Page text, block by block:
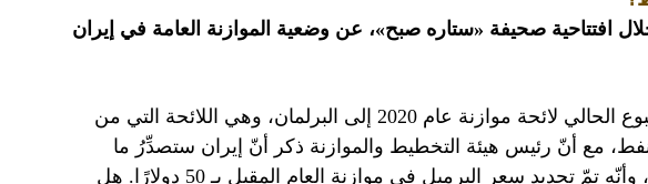
افتتاحية صحيفة «ستاره صبح»، عن وضعية الموازنة العامة في إيران
«قدَّم رئيس الجمهورية الأسبوع الحالي لائحة موازنة عام 2020 إلى البرلمان، وهي اللائحة التي من
مع أنّ رئيس هيئة التخطيط والموازنة ذكر أنّ إيران ستصدِّرُ ما
يقرب من مليون برميل نفط يوميًا في 2020، وأنّه تمّ تحديد سعر البرميل في موازنة العام المقبل بـ 50 دولارًا. هل